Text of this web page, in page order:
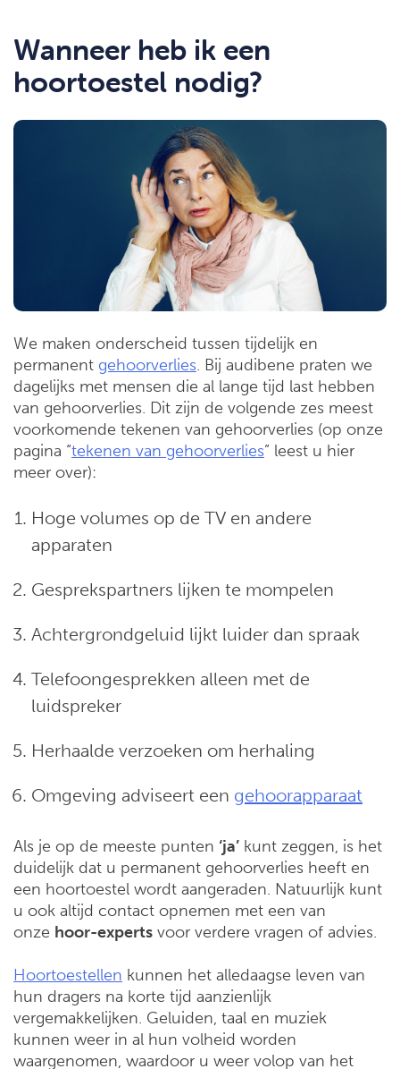
Wanneer heb ik een
hoortoestel nodig?
We maken onderscheid tussen tijdelijk en
permanent gehoorverlies. Bij audibene praten we
dagelijks met mensen die al lange tijd last hebben
van gehoorverlies. Dit zijn de volgende zes meest
voorkomende tekenen van gehoorverlies (op onze
pagina “tekenen van gehoorverlies” leest u hier
meer over):
Hoge volumes op de TV en andere
apparaten
Gesprekspartners lijken te mompelen
Achtergrondgeluid lijkt luider dan spraak
Telefoongesprekken alleen met de
luidspreker
Herhaalde verzoeken om herhaling
Omgeving adviseert een gehoorapparaat
Als je op de meeste punten ‘ja’ kunt zeggen, is het
duidelijk dat u permanent gehoorverlies heeft en
een hoortoestel wordt aangeraden. Natuurlijk kunt
u ook altijd contact opnemen met een van
onze hoor-experts voor verdere vragen of advies.
Hoortoestellen kunnen het alledaagse leven van
hun dragers na korte tijd aanzienlijk
vergemakkelijken. Geluiden, taal en muziek
kunnen weer in al hun volheid worden
waargenomen, waardoor u weer volop van het